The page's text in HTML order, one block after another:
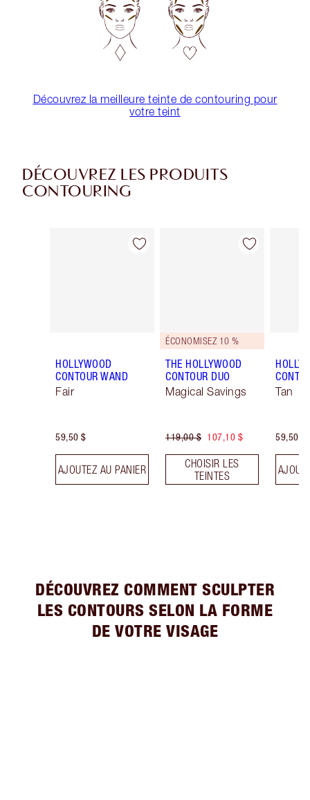
Découvrez la meilleure teinte de contouring pour
votre teint
DÉCOUVREZ LES PRODUITS
CONTOURING
Article 1 sur 23
HOLLYWOOD
CONTOUR WAND
Fair
59,50 $
AJOUTEZ AU PANIER
Article 2 sur 23
ÉCONOMISEZ 10 %
THE HOLLYWOOD
CONTOUR DUO
Magical Savings
119,00 $ 107,10 $
CHOISIR LES
TEINTES
Tan
59,50 $
DÉCOUVREZ COMMENT SCULPTER
LES CONTOURS SELON LA FORME
DE VOTRE VISAGE